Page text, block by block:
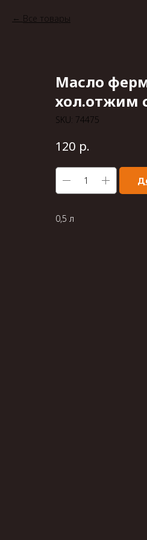
Все товары
Масло
хол.отжим
SKU: 74475
120 р.
0,5 л